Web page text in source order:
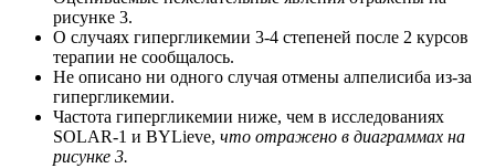
рисунке 3.
О случаях гипергликемии 3-4 степеней после 2 курсов
терапии не сообщалось.
Не описано ни одного случая отмены алпелисиба из-за
гипергликемии.
Частота гипергликемии ниже, чем в исследованиях
SOLAR-1 и BYLieve, что отражено в диаграммах на
рисунке 3.